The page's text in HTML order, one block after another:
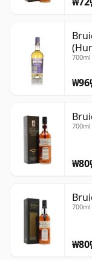
700ml
₩96
700ml
₩80
700ml
₩80